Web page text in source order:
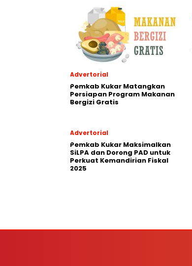
Advertorial
Pemkab Kukar Matangkan
Persiapan Program Makanan
Bergizi Gratis
Advertorial
Pemkab Kukar Maksimalkan
SiLPA dan Dorong PAD untuk
Perkuat Kemandirian Fiskal
2025